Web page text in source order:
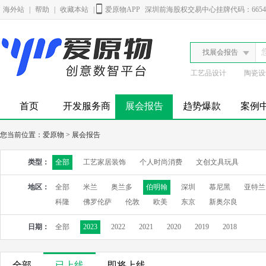
海外站 帮助 收藏本站 爱原物APP 深圳前海股权交易中心挂牌代码：
找展会报告
工艺品设计 陶瓷
首页 开发服务商 展会报告 趋势爆款 案例
您当前位置： 爱原物 > 展会报告
类型： 全部 工艺家居装饰 个人时尚消费 文创文具玩具
地区： 全部 米兰 奥兰多 伯明翰 深圳 慕尼黑
亚特
科隆
佛罗伦萨 伦敦 欧美 东京 新奥尔良
日期： 全部 2023 2022 2021 2020 2019 2018